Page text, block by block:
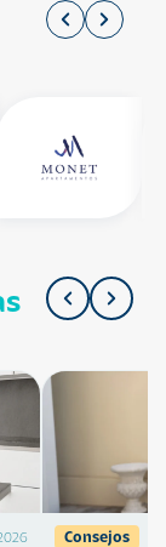
Consejos